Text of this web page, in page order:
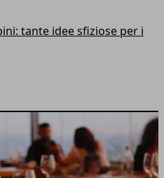
tante idee sfiziose per i